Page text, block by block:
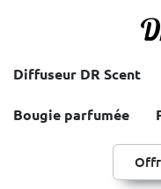
Diffuseur DR Scent
Bougie parfumée